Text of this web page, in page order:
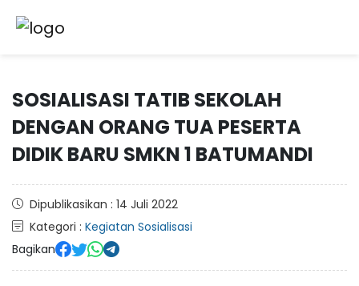
SOSIALISASI TATIB SEKOLAH
DENGAN ORANG TUA PESERTA
DIDIK BARU SMKN 1 BATUMANDI
Dipublikasikan : 14 Juli 2022
Kategori : Kegiatan Sosialisasi
Bagikan